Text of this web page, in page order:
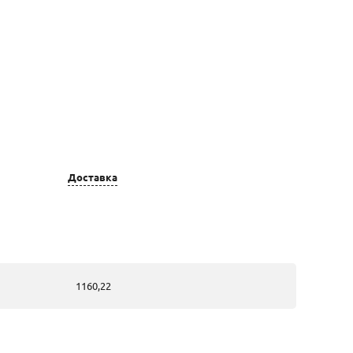
Цвет золота Вставка
Доставка
1160,22